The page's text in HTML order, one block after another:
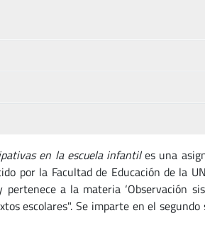
en la escuela infantiles una
por la Facultad de Educación de la
pertenece a la materia ‘Observación
escolares". Se imparte en el